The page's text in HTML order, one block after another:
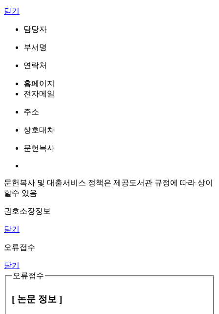
닫기
담당자
부서명
연락처
홈페이지
전자메일
주소
상호대차
문헌복사
문헌복사 및 대출서비스 정책은 제공도서관 규정에 따라 상이
할수 있음
권호소장정보
닫기
오류접수
닫기
오류접수
[ 논문 정보 ]